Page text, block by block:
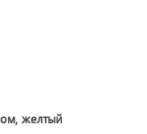
желтый